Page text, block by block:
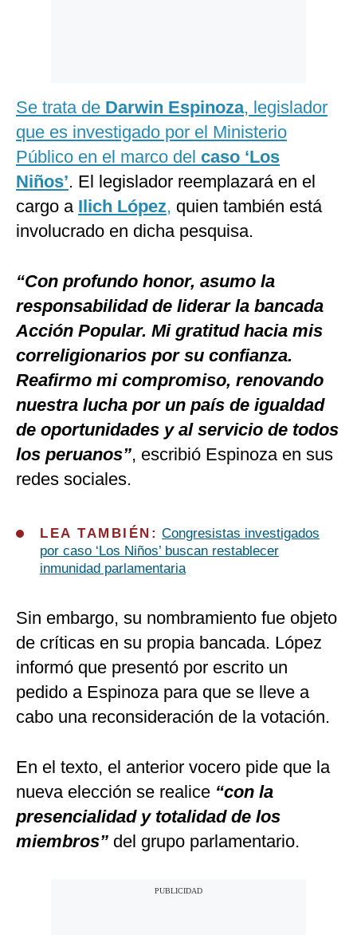
Se trata de Darwin Espinoza, legislador
que es investigado por el Ministerio
Público en el marco del caso ‘Los
Niños’. El legislador reemplazará en el
cargo a Ilich López, quien también está
involucrado en dicha pesquisa.
“Con profundo honor, asumo la
responsabilidad de liderar la bancada
Acción Popular. Mi gratitud hacia mis
correligionarios por su confianza.
Reafirmo mi compromiso, renovando
nuestra lucha por un país de igualdad
de oportunidades y al servicio de todos
los peruanos”, escribió Espinoza en sus
redes sociales.
LEA TAMBIÉN: Congresistas investigados
por caso ‘Los Niños’ buscan restablecer
inmunidad parlamentaria
Sin embargo, su nombramiento fue objeto
de críticas en su propia bancada. López
informó que presentó por escrito un
pedido a Espinoza para que se lleve a
cabo una reconsideración de la votación.
En el texto, el anterior vocero pide que la
nueva elección se realice “con la
presencialidad y totalidad de los
miembros” del grupo parlamentario.